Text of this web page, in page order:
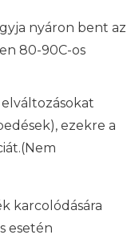
nyáron bent az
80-90C-os
ezekre a
karcolódására
esetén